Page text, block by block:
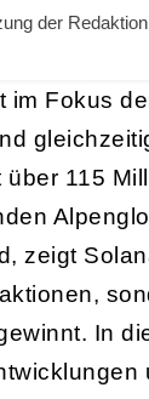
der Redaktion
im Fokus
über 115
zeigt
In